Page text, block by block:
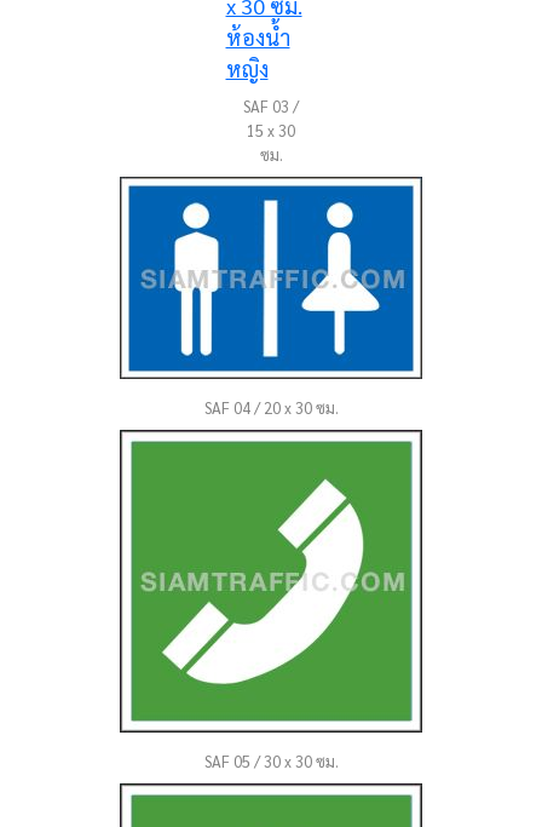
SAF 03 /
15 x 30
ซม.
SAF 04 / 20 x 30 ซม.
SAF 05 / 30 x 30 ซม.